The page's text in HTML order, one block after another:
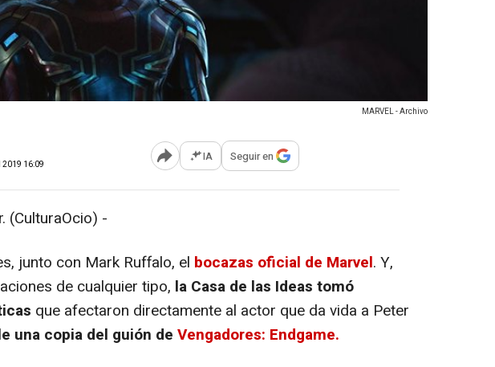
MARVEL - Archivo
2019 16:09 Abrir opciones para compartir
IA Seguir en
(CulturaOcio) -
junto con Mark Ruffalo, el bocazas oficial de Marvel. Y,
de cualquier tipo, la Casa de las Ideas tomó
que afectaron directamente al actor que da vida a Peter
una copia del guión de Vengadores: Endgame.